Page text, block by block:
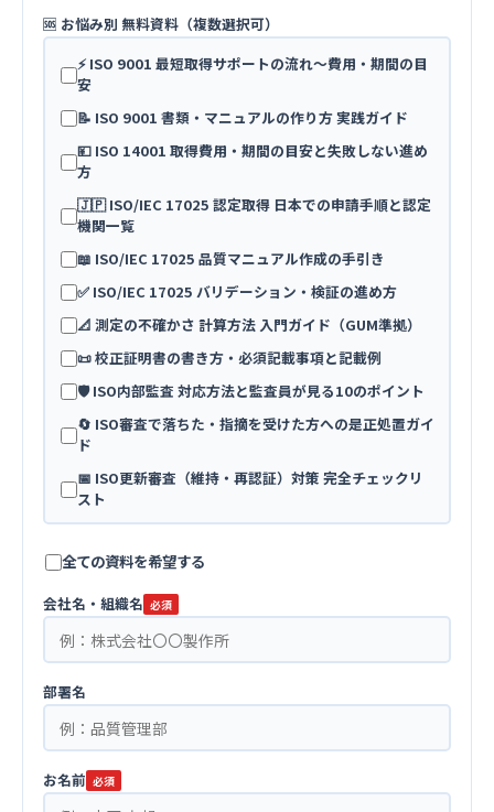
🆘 お悩み別 無料資料（複数選択可）
⚡ ISO 9001 最短取得サポートの流れ〜費用・期間の目
安
📝 ISO 9001 書類・マニュアルの作り方 実践ガイド
💴 ISO 14001 取得費用・期間の目安と失敗しない進め
方
🇯🇵 ISO/IEC 17025 認定取得 日本での申請手順と認定
機関一覧
📖 ISO/IEC 17025 品質マニュアル作成の手引き
✅ ISO/IEC 17025 バリデーション・検証の進め方
📐 測定の不確かさ 計算方法 入門ガイド（GUM準拠）
📜 校正証明書の書き方・必須記載事項と記載例
🛡️ ISO内部監査 対応方法と監査員が見る10のポイント
🔄 ISO審査で落ちた・指摘を受けた方への是正処置ガイ
ド
📅 ISO更新審査（維持・再認証）対策 完全チェックリ
スト
全ての資料を希望する
会社名・組織名 必須
部署名
お名前 必須